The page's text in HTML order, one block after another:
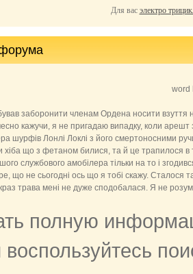
Для вас электро
word
заборонити членам Ордена носити взуття
кажучи, я не пригадаю випадку, коли
шурфів Лонлі Локлі з його смертоносними
хіба що з фетаном билися, та й це трапилося в
службового амобілера тільки на то і
що не сьогодні ось що я тобі скажу. Сталося
трава мені не дуже сподобалася. Я не
полную